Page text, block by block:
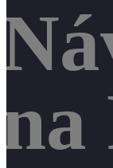
na